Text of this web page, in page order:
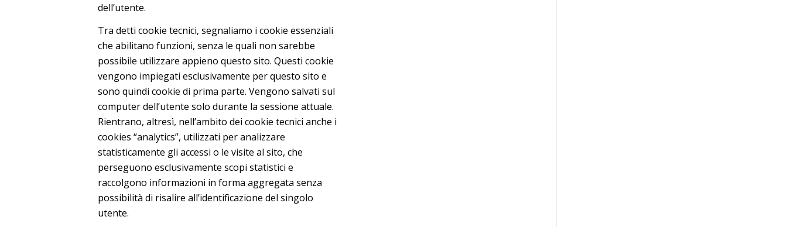
dell’utente.
Tra detti cookie tecnici, segnaliamo i cookie essenziali
che abilitano funzioni, senza le quali non sarebbe
possibile utilizzare appieno questo sito. Questi cookie
vengono impiegati esclusivamente per questo sito e
sono quindi cookie di prima parte. Vengono salvati sul
computer dell’utente solo durante la sessione attuale.
Rientrano, altresì, nell’ambito dei cookie tecnici anche i
cookies “analytics”, utilizzati per analizzare
statisticamente gli accessi o le visite al sito, che
perseguono esclusivamente scopi statistici e
raccolgono informazioni in forma aggregata senza
possibilità di risalire all’identificazione del singolo
utente.